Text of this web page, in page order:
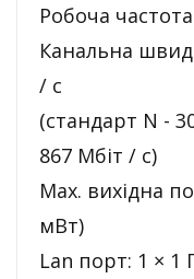
Робоча
Канальна
/ с
(стандарт N -
867 Мбіт / с)
Max. вихідна
мВт)
Lan порт: 1 × 1